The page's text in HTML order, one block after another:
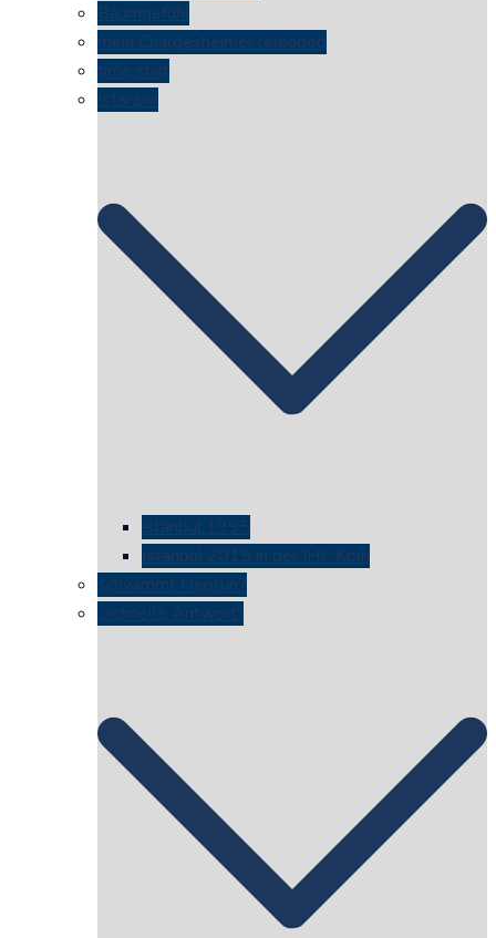
Baumgefühl
mein Chargesheimer reloaded
time shift
Istanbul
istanbul 1995
Istanbul 2015 in der IHK Köln
schwimmt Neptun?
„schnelle Antwort“